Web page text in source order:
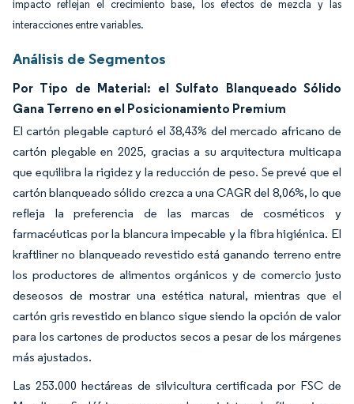
impacto reflejan el crecimiento base, los efectos de mezcla y las
interacciones entre variables.
Análisis de Segmentos
Por Tipo de Material: el Sulfato Blanqueado Sólido
Gana Terreno en el Posicionamiento Premium
El cartón plegable capturó el 38,43% del mercado africano de
cartón plegable en 2025, gracias a su arquitectura multicapa
que equilibra la rigidez y la reducción de peso. Se prevé que el
cartón blanqueado sólido crezca a una CAGR del 8,06%, lo que
refleja la preferencia de las marcas de cosméticos y
farmacéuticas por la blancura impecable y la fibra higiénica. El
kraftliner no blanqueado revestido está ganando terreno entre
los productores de alimentos orgánicos y de comercio justo
deseosos de mostrar una estética natural, mientras que el
cartón gris revestido en blanco sigue siendo la opción de valor
para los cartones de productos secos a pesar de los márgenes
más ajustados.
Las 253.000 hectáreas de silvicultura certificada por FSC de